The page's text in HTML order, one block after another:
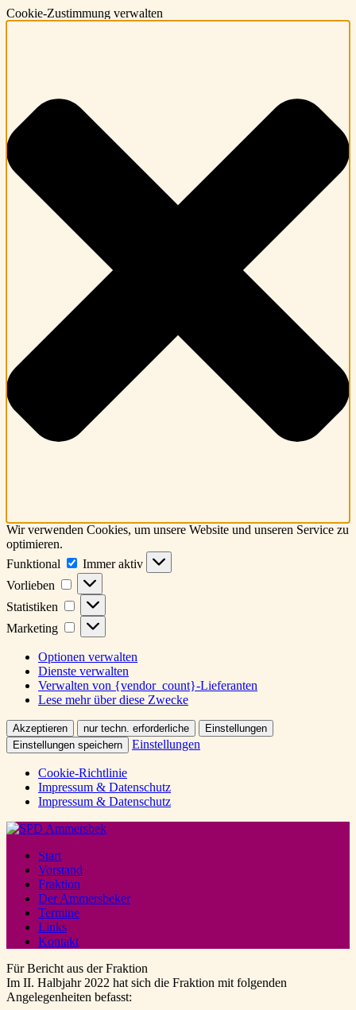
Cookie-Zustimmung verwalten
Wir verwenden Cookies, um unsere Website und unseren Service zu
optimieren.
Funktional
Funktional
Immer aktiv
Vorlieben
Vorlieben
Statistiken Statistiken
Marketing Marketing
Optionen verwalten
Dienste verwalten
Verwalten von {vendor_count}-Lieferanten
Lese mehr über diese Zwecke
Akzeptieren nur techn. erforderliche
Einstellungen
Einstellungen speichern
Einstellungen
Cookie-Richtlinie
Impressum & Datenschutz
Impressum & Datenschutz
Start
Vorstand
Fraktion
Der Ammersbeker
Termine
Links
Kontakt
Für Bericht aus der Fraktion
Im II. Halbjahr 2022 hat sich die Fraktion mit folgenden
Angelegenheiten befasst: